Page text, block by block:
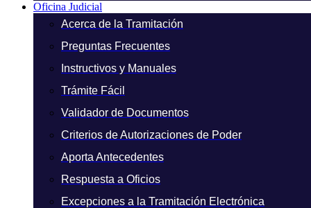
Oficina Judicial
Acerca de la Tramitación
Preguntas Frecuentes
Instructivos y Manuales
Trámite Fácil
Validador de Documentos
Criterios de Autorizaciones de Poder
Aporta Antecedentes
Respuesta a Oficios
Excepciones a la Tramitación Electrónica